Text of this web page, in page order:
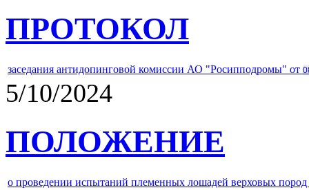
ПРОТОКОЛ
заседания антидопинговой комиссии АО "Росипподромы" от
5/10/2024
ПОЛОЖЕНИЕ
о проведении испытаний племенных лошадей верховых